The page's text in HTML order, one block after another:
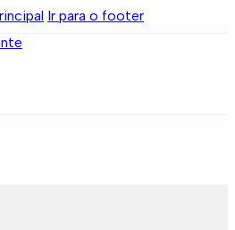
Ir para o footer